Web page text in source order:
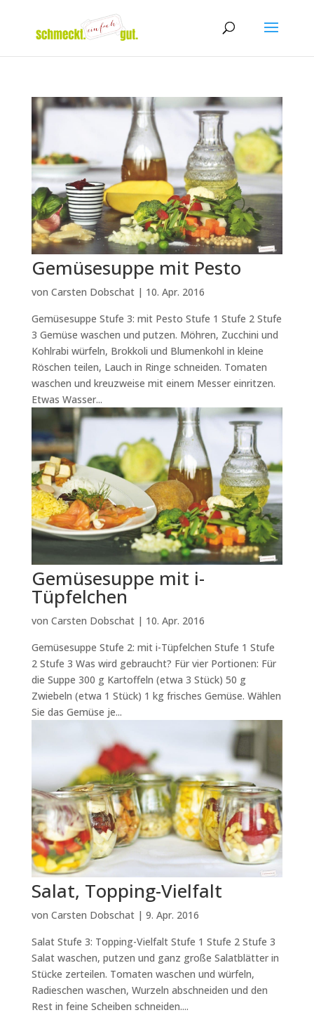
Gemüsesuppe mit Pesto
von Carsten Dobschat| 10. Apr. 2016
Gemüsesuppe Stufe 3: mit Pesto Stufe 1 Stufe 2 Stufe
3 Gemüse waschen und putzen. Möhren, Zucchini und
Kohlrabi würfeln, Brokkoli und Blumenkohl in kleine
Röschen teilen, Lauch in Ringe schneiden. Tomaten
waschen und kreuzweise mit einem Messer einritzen.
Etwas Wasser...
Gemüsesuppe mit i-
Tüpfelchen
von Carsten Dobschat| 10. Apr. 2016
Gemüsesuppe Stufe 2: mit i-Tüpfelchen Stufe 1 Stufe
2 Stufe 3 Was wird gebraucht? Für vier Portionen: Für
die Suppe 300 g Kartoffeln (etwa 3 Stück) 50 g
Zwiebeln (etwa 1 Stück) 1 kg frisches Gemüse. Wählen
Sie das Gemüse je...
Salat, Topping-Vielfalt
von Carsten Dobschat| 9. Apr. 2016
Salat Stufe 3: Topping-Vielfalt Stufe 1 Stufe 2 Stufe 3
Salat waschen, putzen und ganz große Salatblätter in
Stücke zerteilen. Tomaten waschen und würfeln,
Radieschen waschen, Wurzeln abschneiden und den
Rest in feine Scheiben schneiden....